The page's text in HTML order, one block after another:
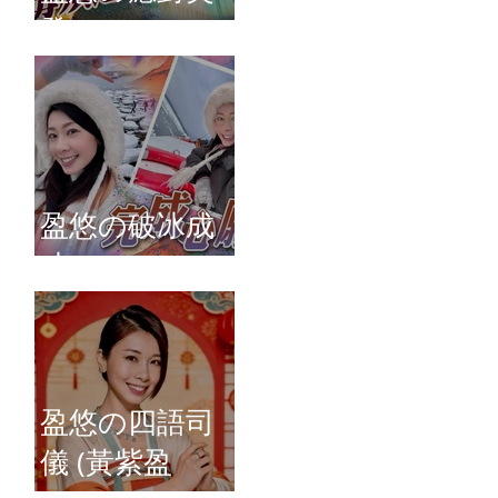
發
盈悠の破冰成
功
盈悠の四語司
儀 (黃紫盈